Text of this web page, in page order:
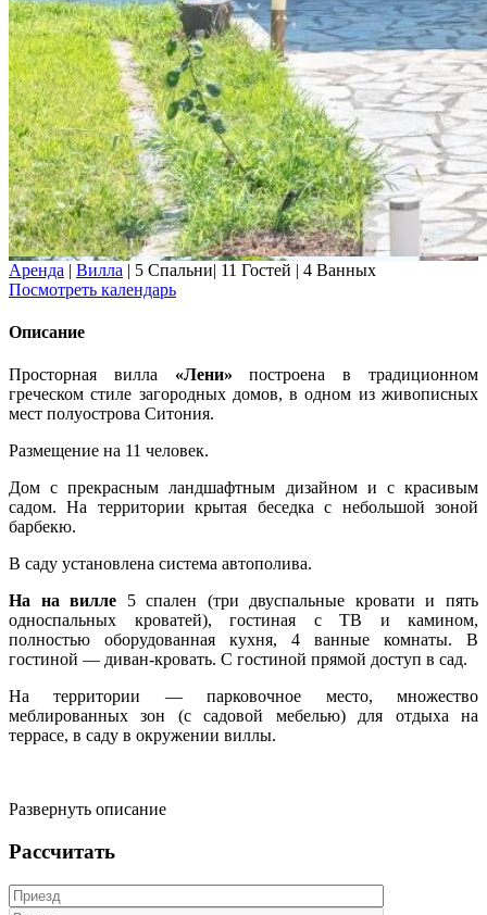
Аренда | Вилла | 5 Спальни| 11 Гостей | 4 Ванных
Посмотреть календарь
Описание
Просторная вилла «Лени»построена
в традиционном
греческом стиле загородных домов, в одном из живописных
мест полуострова Ситония.
Размещение на 11 человек.
Дом с прекрасным ландшафтным дизайном и с красивым
садом. На территории крытая беседка с небольшой зоной
барбекю.
В саду установлена система автополива.
На на вилле 5 спален (три двуспальные кровати и пять
односпальных кроватей), гостиная с ТВ и камином,
полностью оборудованная кухня, 4 ванные комнаты. В
гостиной — диван-кровать. С гостиной прямой доступ в сад.
На территории — парковочное место, множество
меблированных зон (с садовой мебелью) для отдыха на
террасе, в саду в окружении виллы.
Развернуть описание
Рассчитать